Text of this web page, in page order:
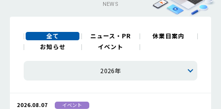
NEWS
全て ニュース・PR
休業日案内
お知らせ
イベント
2026年
2026.08.07 イベント